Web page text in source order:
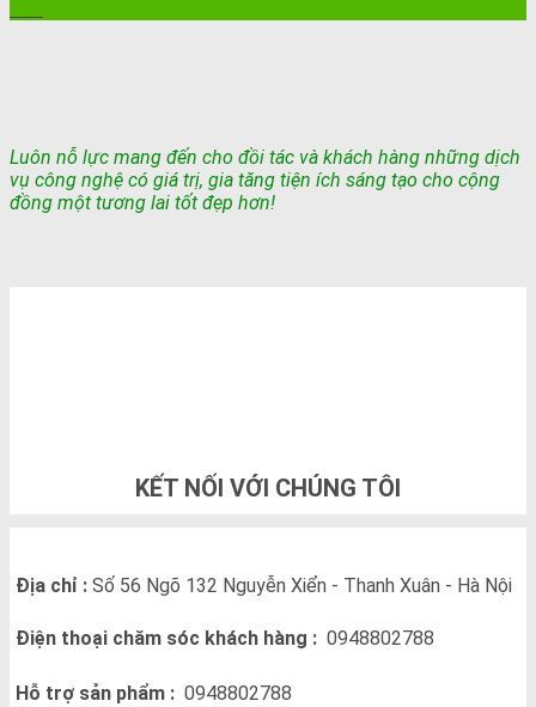
Luôn nỗ lực mang đến cho đồi tác và khách hàng những dịch
vụ công nghệ có giá trị, gia tăng tiện ích sáng tạo cho cộng
đồng một tương lai tốt đẹp hơn!
KẾT NỐI VỚI CHÚNG TÔI
Địa chỉ : Số 56 Ngõ 132 Nguyễn Xiển - Thanh Xuân - Hà Nội
Điện thoại chăm sóc khách hàng : 0948802788
Hỗ trợ sản phẩm : 0948802788